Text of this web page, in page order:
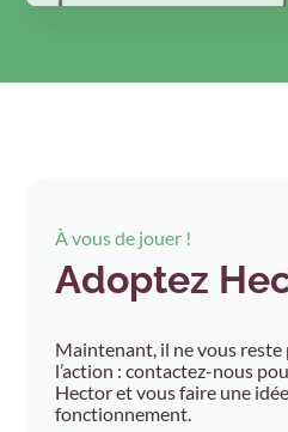
À vous de jouer !
Adoptez
Maintenant, il ne vous reste
l’action : contactez-nous
Hector et vous faire une
fonctionnement.